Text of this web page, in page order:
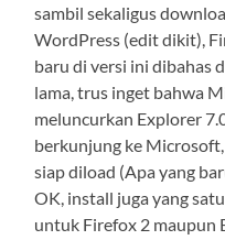
sambil sekaligus
WordPress (edit dikit),
baru di versi ini dibahas
lama, trus inget bahwa
meluncurkan Explorer
berkunjung ke
siap diload (Apa yang
OK, install juga yang
untuk Firefox 2 maupun